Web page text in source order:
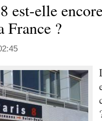
est-elle
France ?